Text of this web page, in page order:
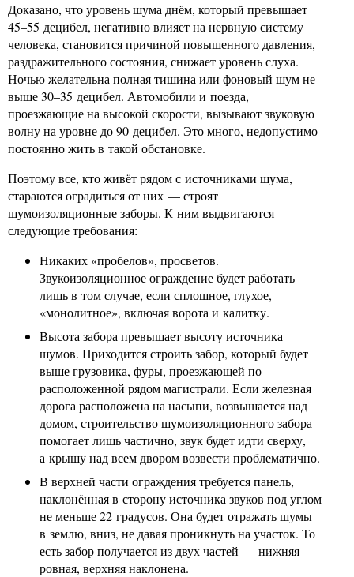
Доказано, что уровень шума днём, который превышает
45–55 децибел, негативно влияет на нервную систему
человека, становится причиной повышенного давления,
раздражительного состояния, снижает уровень слуха.
Ночью желательна полная тишина или фоновый шум не
выше 30–35 децибел. Автомобили и поезда,
проезжающие на высокой скорости, вызывают звуковую
волну на уровне до 90 децибел. Это много, недопустимо
постоянно жить в такой обстановке.
Поэтому все, кто живёт рядом с источниками шума,
стараются оградиться от них — строят
шумоизоляционные заборы. К ним выдвигаются
следующие требования:
Никаких «пробелов», просветов.
Звукоизоляционное ограждение будет работать
лишь в том случае, если сплошное, глухое,
«монолитное», включая ворота и калитку.
Высота забора превышает высоту источника
шумов. Приходится строить забор, который будет
выше грузовика, фуры, проезжающей по
расположенной рядом магистрали. Если железная
дорога расположена на насыпи, возвышается над
домом, строительство шумоизоляционного забора
помогает лишь частично, звук будет идти сверху,
а крышу над всем двором возвести проблематично.
В верхней части ограждения требуется панель,
наклонённая в сторону источника звуков под углом
не меньше 22 градусов. Она будет отражать шумы
в землю, вниз, не давая проникнуть на участок. То
есть забор получается из двух частей — нижняя
ровная, верхняя наклонена.